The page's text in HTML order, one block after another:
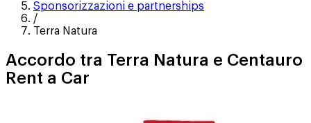
Sponsorizzazioni e partnerships
/
Terra Natura
Accordo tra Terra Natura e Centauro
Rent a Car